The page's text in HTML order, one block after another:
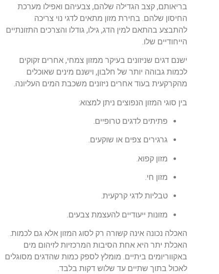
בריאותם, קצב הגדילה שלהם, צבעיהם ואפילו מערכת
החיסון שלהם. בחירת מזון מתאים לדגי נוי צריכה
להתבצע בהתאם למין הדג, גילו, גודלו והצרכים התזונתיים
הייחודיים שלו.
ישנם דגים שניזונים בעיקר ממזון צמחי, אחרים זקוקים
לכמות גבוהה יותר של חלבון, וישנם מינים שאוכלים
מהקרקעית בעוד אחרים ניזונים משכבת המים העליונה.
בין סוגי המזון הנפוצים ניתן למצוא:
פתיתים לדגים טרופיים.
גרגירים צפים או שוקעים.
מזון קפוא.
מזון חי.
טבליות לדגי קרקעית.
מזונות ייעודיים להעצמת צבעים.
האכלה נכונה אינה קשורה רק לסוג המזון אלא גם לכמות.
האכלת יתר היא אחת הסיבות המרכזיות לזיהום מים
באקווריומים ביתיים. מומלץ לספק כמות שהדגים מסוגלים
לאכול בתוך שתיים עד שלוש דקות בלבד.